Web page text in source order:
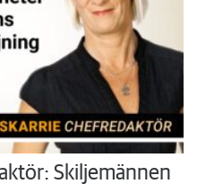
Skiljemännen